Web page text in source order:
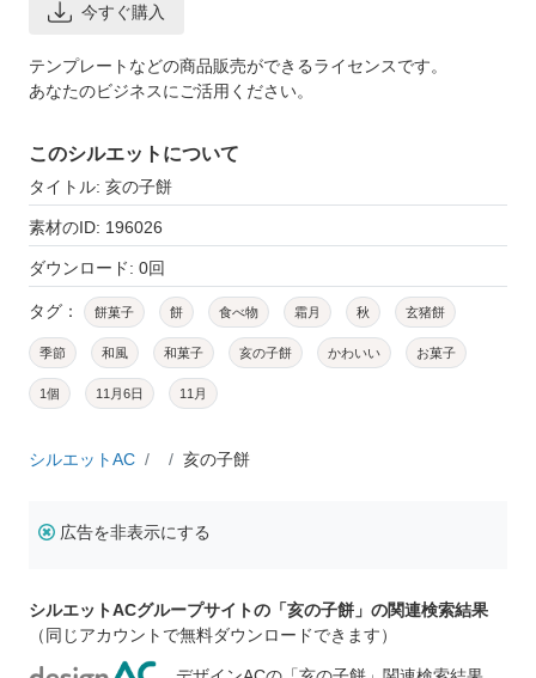
今すぐ購入
テンプレートなどの商品販売ができるライセンスです。
あなたのビジネスにご活用ください。
このシルエットについて
タイトル: 亥の子餅
素材のID: 196026
ダウンロード: 0回
タグ： 餅菓子 餅 食べ物 霜月 秋 玄猪餅
季節 和風 和菓子 亥の子餅 かわいい お菓子
1個 11月6日 11月
シルエットAC 亥の子餅
広告を非表示にする
シルエットACグループサイトの「亥の子餅」の関連検索結果
（同じアカウントで無料ダウンロードできます）